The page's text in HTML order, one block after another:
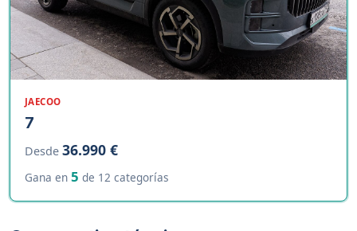
JAECOO
7
Desde 36.990 €
Gana en 5 de 12 categorías